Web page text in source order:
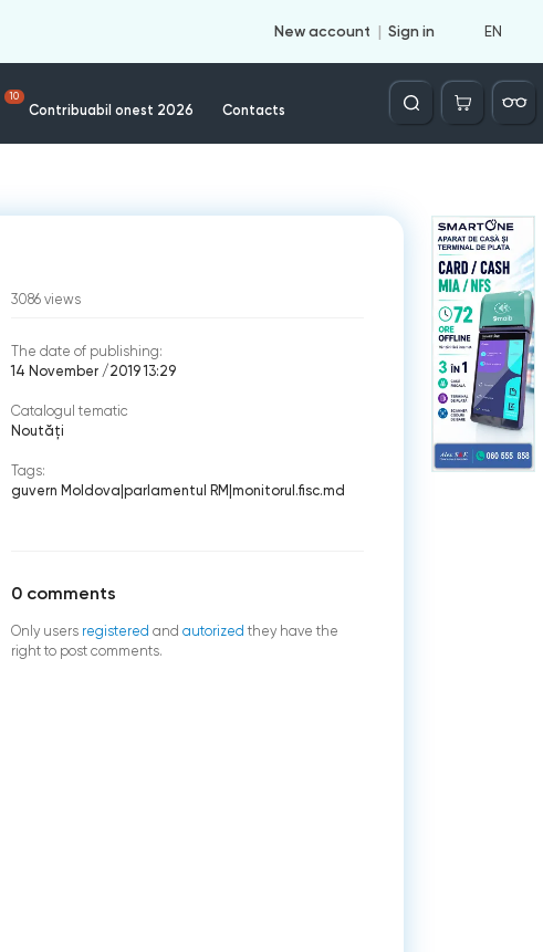
New account Sign in EN
10
Contribuabil onest 2026 Contacts
Căutare
3086 views
The date of publishing:
14 November /2019 13:29
Catalogul tematic
Noutăți
Tags:
guvern Moldova parlamentul RM monitorul.fisc.md
0 comments
Only users registered and autorized they have the
right to post comments.